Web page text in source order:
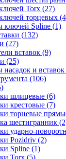
Torx (27)
торцевых
ключей Spline (1)
(132)
(27)
вставок (9)
(25)
и
(106)
шлицевые (6)
крестовые (7)
торцевые
шестигранник
ударно-
Pozidriv (2)
Spline (1)
Torx (5)